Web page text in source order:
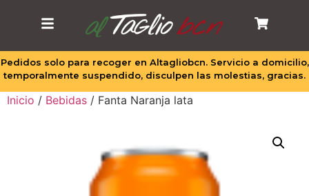
Pedidos solo para recoger en Altagliobcn. Servicio a domicilio,
temporalmente suspendido, disculpen las molestias, gracias.
Inicio / Bebidas / Fanta Naranja lata